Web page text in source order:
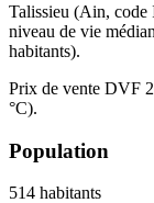
Talissieu (Ain, code
niveau de vie
habitants).
Prix de vente DVF
°C).
Population
514 habitants